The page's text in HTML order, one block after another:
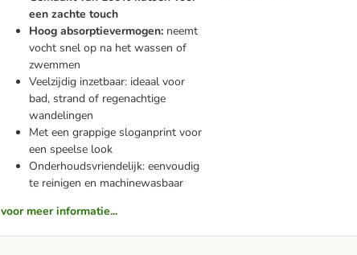
een zachte touch
Hoog absorptievermogen: neemt
vocht snel op na het wassen of
zwemmen
Veelzijdig inzetbaar: ideaal voor
bad, strand of regenachtige
wandelingen
Met een grappige sloganprint voor
een speelse look
Onderhoudsvriendelijk: eenvoudig
te reinigen en machinewasbaar
voor meer informatie...